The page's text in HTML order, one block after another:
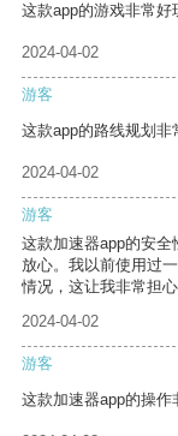
这款app的游戏非常好
2024-04-02
游客
这款app的路线规划非
2024-04-02
游客
这款加速器app的安
放心。我以前使用过
情况，这让我非常担心
2024-04-02
游客
这款加速器app的操作